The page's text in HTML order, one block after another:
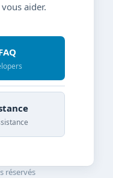
aider.
réservés